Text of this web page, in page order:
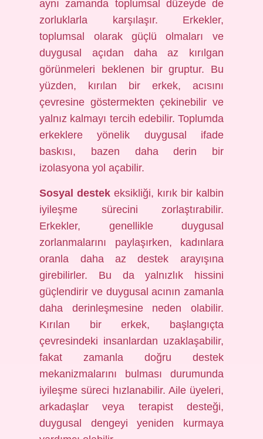
aynı zamanda toplumsal düzeyde de
zorluklarla karşılaşır. Erkekler,
toplumsal olarak güçlü olmaları ve
duygusal açıdan daha az kırılgan
görünmeleri beklenen bir gruptur. Bu
yüzden, kırılan bir erkek, acısını
çevresine göstermekten çekinebilir ve
yalnız kalmayı tercih edebilir. Toplumda
erkeklere yönelik duygusal ifade
baskısı, bazen daha derin bir
izolasyona yol açabilir.
Sosyal destek eksikliği, kırık bir kalbin
iyileşme sürecini zorlaştırabilir.
Erkekler, genellikle duygusal
zorlanmalarını paylaşırken, kadınlara
oranla daha az destek arayışına
girebilirler. Bu da yalnızlık hissini
güçlendirir ve duygusal acının zamanla
daha derinleşmesine neden olabilir.
Kırılan bir erkek, başlangıçta
çevresindeki insanlardan uzaklaşabilir,
fakat zamanla doğru destek
mekanizmalarını bulması durumunda
iyileşme süreci hızlanabilir. Aile üyeleri,
arkadaşlar veya terapist desteği,
duygusal dengeyi yeniden kurmaya